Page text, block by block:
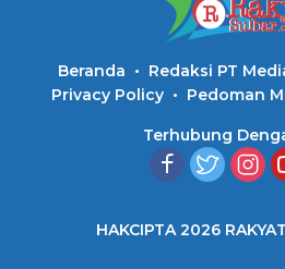
Beranda
Redaksi PT
Privacy Policy
Pedoman
Terhubung
HAKCIPTA 2026